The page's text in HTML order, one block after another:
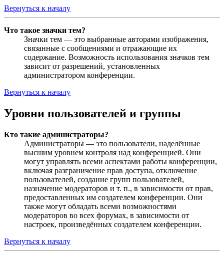
Вернуться к началу
Что такое значки тем?
Значки тем — это выбранные авторами изображения,
связанные с сообщениями и отражающие их
содержание. Возможность использования значков тем
зависит от разрешений, установленных
администратором конференции.
Вернуться к началу
Уровни пользователей и группы
Кто такие администраторы?
Администраторы — это пользователи, наделённые
высшим уровнем контроля над конференцией. Они
могут управлять всеми аспектами работы конференции,
включая разграничение прав доступа, отключение
пользователей, создание групп пользователей,
назначение модераторов и т. п., в зависимости от прав,
предоставленных им создателем конференции. Они
также могут обладать всеми возможностями
модераторов во всех форумах, в зависимости от
настроек, произведённых создателем конференции.
Вернуться к началу